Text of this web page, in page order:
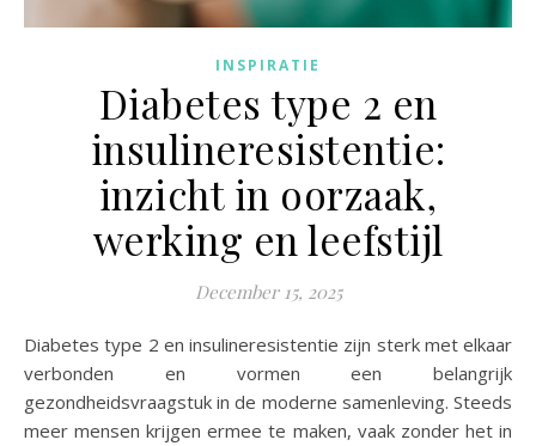
INSPIRATIE
Diabetes type 2 en
insulineresistentie:
inzicht in oorzaak,
werking en leefstijl
December 15, 2025
Diabetes type 2 en insulineresistentie zijn sterk met elkaar
verbonden en vormen een belangrijk
gezondheidsvraagstuk in de moderne samenleving. Steeds
meer mensen krijgen ermee te maken, vaak zonder het in